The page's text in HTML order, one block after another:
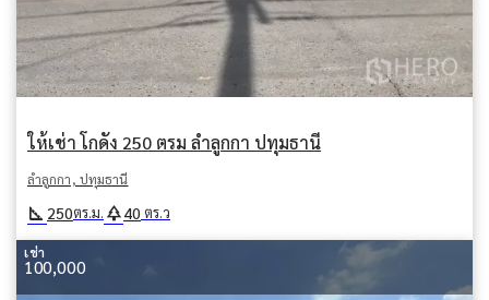
ให้เช่า โกดัง 250 ตรม ลำลูกกา ปทุมธานี
ลำลูกกา, ปทุมธานี
square_foot 250ตร.ม. park40 ตร.ว
เช่า
100,000